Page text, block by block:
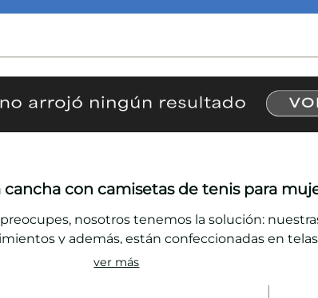
cancha con camisetas de tenis para
nosotros tenemos la solución:
y además, están confeccionadas en
la cintura y microperforadas. Perfectas para
un look sensacional para tus partidos más
ver más